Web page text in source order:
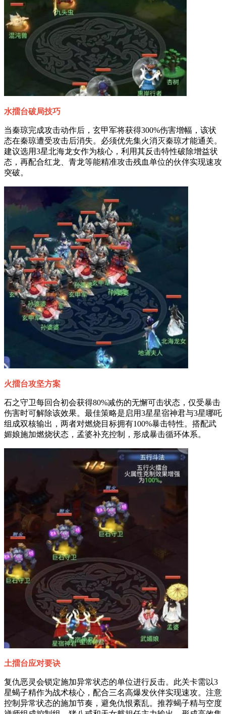
水擂台破局技巧
当秦琼完成攻击动作后，玄甲军将获得300%伤害增幅，该状
态在秦琼遭受攻击后消失。必须优先集火消灭秦琼才能通关。
建议选用3星北海龙女作为核心，利用其反击特性破除增益状
态，再配合红龙、青龙等能精准攻击残血单位的伙伴实现速攻
突破。
火擂台攻坚方案
石之守卫每回合初会获得80%减伤的无懈可击状态，仅受暴击
伤害时可解除该效果。最佳策略是启用3星星宿神君与3星哪吒
组成双核输出，两者对燃烧目标拥有100%暴击特性。搭配武
媚娘施加燃烧状态，孟婆补充控制，形成暴击循环体系。
土擂台应对要诀
复仇恶灵会锁定施加异常状态的单位进行反击。此关卡需以3
星蝎子精作为战术核心，配合三名高爆发伙伴实现速攻。注意
控制异常状态的施加节奏，避免仇恨紊乱。推荐蝎子精与空度